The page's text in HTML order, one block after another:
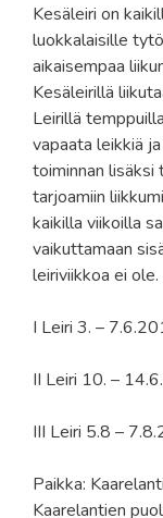
Kesäleiri on
luokkalaisille
aikaisempaa
Kesäleirillä
Leirillä
vapaata leikkiä
toiminnan lisäksi
tarjoamiin
kaikilla viikoilla
vaikuttamaan
leiriviikkoa ei ole.
I Leiri 3. –
II Leiri 10. –
III Leiri 5.8 –
Paikka:
Kaarelantien